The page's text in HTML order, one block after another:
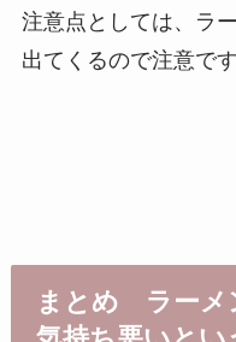
注意点としては、ラ
出てくるので注意で
まとめ ラーメ